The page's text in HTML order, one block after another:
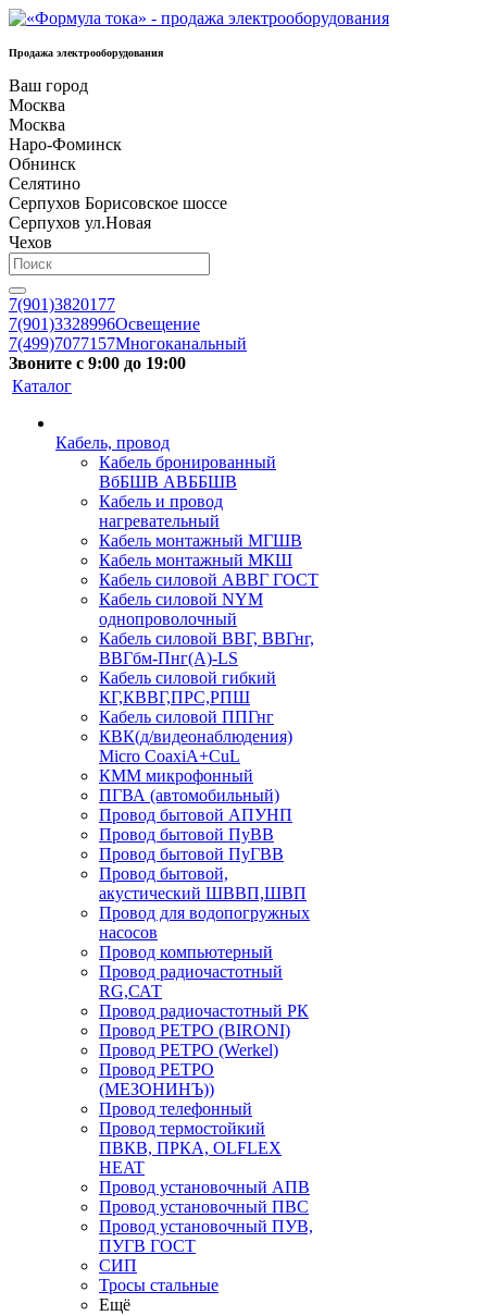
Продажа электрооборудования
Ваш город
Москва
Москва
Наро-Фоминск
Обнинск
Селятино
Серпухов Борисовское шоссе
Серпухов ул.Новая
Чехов
7(901)3820177
7(901)3328996Освещение
7(499)7077157Многоканальный
Звоните с 9:00 до 19:00
Каталог
Кабель, провод
Кабель бронированный
ВбБШВ АВББШВ
Кабель и провод
нагревательный
Кабель монтажный МГШВ
Кабель монтажный МКШ
Кабель силовой АВВГ ГОСТ
Кабель силовой NYM
однопроволочный
Кабель силовой ВВГ, ВВГнг,
ВВГбм-Пнг(А)-LS
Кабель силовой гибкий
КГ,КВВГ,ПРС,РПШ
Кабель силовой ППГнг
КВК(д/видеонаблюдения)
Micro CoaxiA+CuL
КММ микрофонный
ПГВА (автомобильный)
Провод бытовой АПУНП
Провод бытовой ПуВВ
Провод бытовой ПуГВВ
Провод бытовой,
акустический ШВВП,ШВП
Провод для водопогружных
насосов
Провод компьютерный
Провод радиочастотный
RG,САТ
Провод радиочастотный РК
Провод РЕТРО (BIRONI)
Провод РЕТРО (Werkel)
Провод РЕТРО
(МЕЗОНИНЪ))
Провод телефонный
Провод термостойкий
ПВКВ, ПРКА, OLFLEX
HEAT
Провод установочный АПВ
Провод установочный ПВС
Провод установочный ПУВ,
ПУГВ ГОСТ
СИП
Тросы стальные
Ещё